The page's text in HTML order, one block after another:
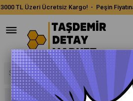
3000 TL Üzeri Ücretsiz Kargo! - Peşin